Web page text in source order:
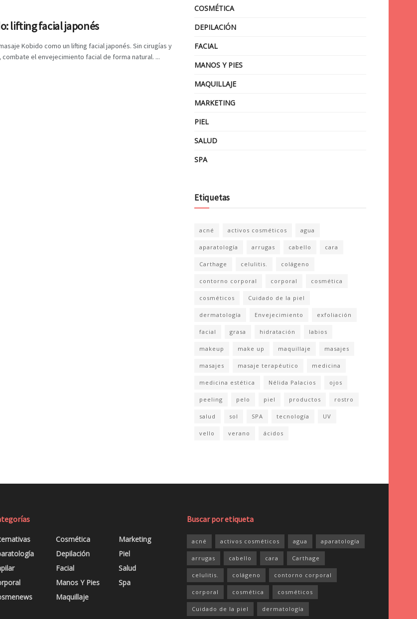
lifting facial japonés
Kobido como un lifting facial japonés. Sin cirugías y
combate el envejecimiento facial de forma natural. ...
COSMÉTICA
DEPILACIÓN
FACIAL
MANOS Y PIES
MAQUILLAJE
MARKETING
PIEL
SALUD
SPA
Etiquetas
acné activos cosméticos agua
aparatología arrugas cabello cara
Carthage celulitis. colágeno
contorno corporal corporal cosmética
cosméticos Cuidado de la piel
dermatología Envejecimiento exfoliación
facial grasa hidratación labios
makeup make up maquillaje masajes
masajes masaje terapéutico medicina
medicina estética Nélida Palacios ojos
peeling pelo piel productos rostro
salud sol SPA tecnología UV
vello verano ácidos
Cosmética
Depilación
Facial
Manos Y Pies
Maquillaje
Marketing
Piel
Salud
Spa
Buscar por etiqueta
acné activos cosméticos agua aparatología
arrugas cabello cara Carthage
celulitis. colágeno contorno corporal
corporal cosmética cosméticos
Cuidado de la piel dermatología